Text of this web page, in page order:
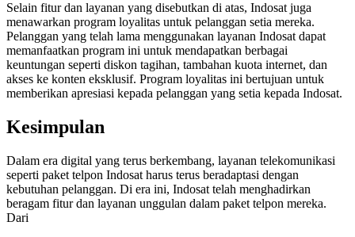
Selain fitur dan layanan yang disebutkan di atas, Indosat juga
menawarkan program loyalitas untuk pelanggan setia mereka.
Pelanggan yang telah lama menggunakan layanan Indosat dapat
memanfaatkan program ini untuk mendapatkan berbagai
keuntungan seperti diskon tagihan, tambahan kuota internet, dan
akses ke konten eksklusif. Program loyalitas ini bertujuan untuk
memberikan apresiasi kepada pelanggan yang setia kepada Indosat.
Kesimpulan
Dalam era digital yang terus berkembang, layanan telekomunikasi
seperti paket telpon Indosat harus terus beradaptasi dengan
kebutuhan pelanggan. Di era ini, Indosat telah menghadirkan
beragam fitur dan layanan unggulan dalam paket telpon mereka.
Dari